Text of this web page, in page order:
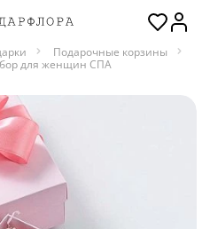
Подарочные корзины
для женщин СПА